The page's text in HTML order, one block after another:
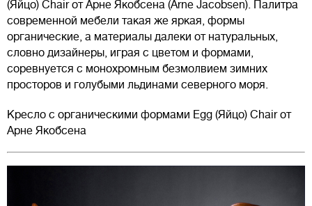
(Яйцо) Chair от Арне Якобсена (Arne Jacobsen). Палитра
современной мебели такая же яркая, формы
органические, а материалы далеки от натуральных,
словно дизайнеры, играя с цветом и формами,
соревнуется с монохромным безмолвием зимних
просторов и голубыми льдинами северного моря.
Кресло с органическими формами Egg (Яйцо) Chair от
Арне Якобсена